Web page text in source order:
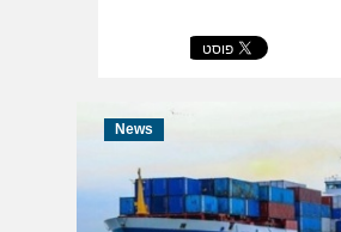
News